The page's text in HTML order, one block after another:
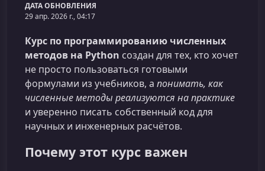
ДАТА ОБНОВЛЕНИЯ
29 апр. 2026 г., 04:17
Курс по программированию численных
методов на Python создан для тех, кто хочет
не просто пользоваться готовыми
формулами из учебников, а понимать, как
численные методы реализуются на практике
и уверенно писать собственный код для
научных и инженерных расчётов.
Почему этот курс важен